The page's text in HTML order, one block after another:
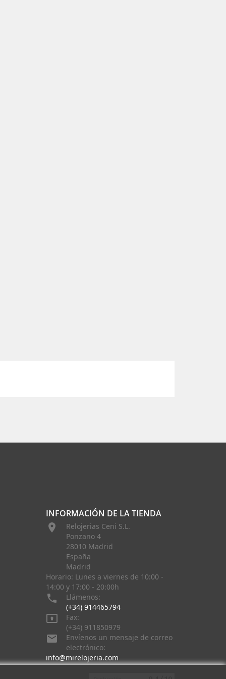
INFORMACIÓN DE LA TIENDA

Relojerias Ceni S.L.
Ponzano 4
28010 Madrid
España
Madrid
Horario: Lunes a viernes de 10:00 -
14:00 y 17:00 - 20:00h

Llámenos:
(+34) 914465794

Fax:
(+34) 911850979

Envíenos un mensaje de correo
electrónico:
info@mirelojeria.com